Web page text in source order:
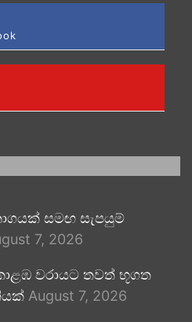
සමඟ සැපයුම්
7, 2026
වරායට තවත් භූගත
August 7, 2026